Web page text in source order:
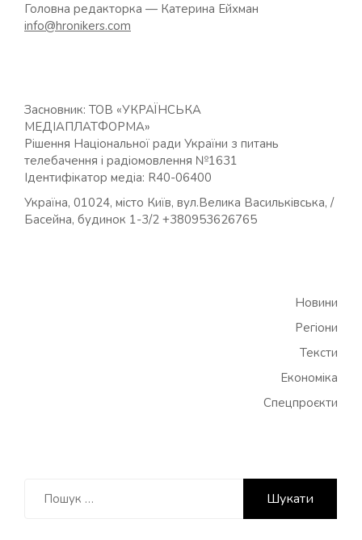
Головна редакторка — Катерина Ейхман
info@hronikers.com
Засновник: ТОВ «УКРАЇНСЬКА
МЕДІАПЛАТФОРМА»
Рішення Національної ради України з питань
телебачення і радіомовлення №1631
Ідентифікатор медіа: R40-06400
Україна, 01024, місто Київ, вул.Велика Васильківська, /
Басейна, будинок 1-3/2 +380953626765
Новини
Регіони
Тексти
Економіка
Спецпроєкти